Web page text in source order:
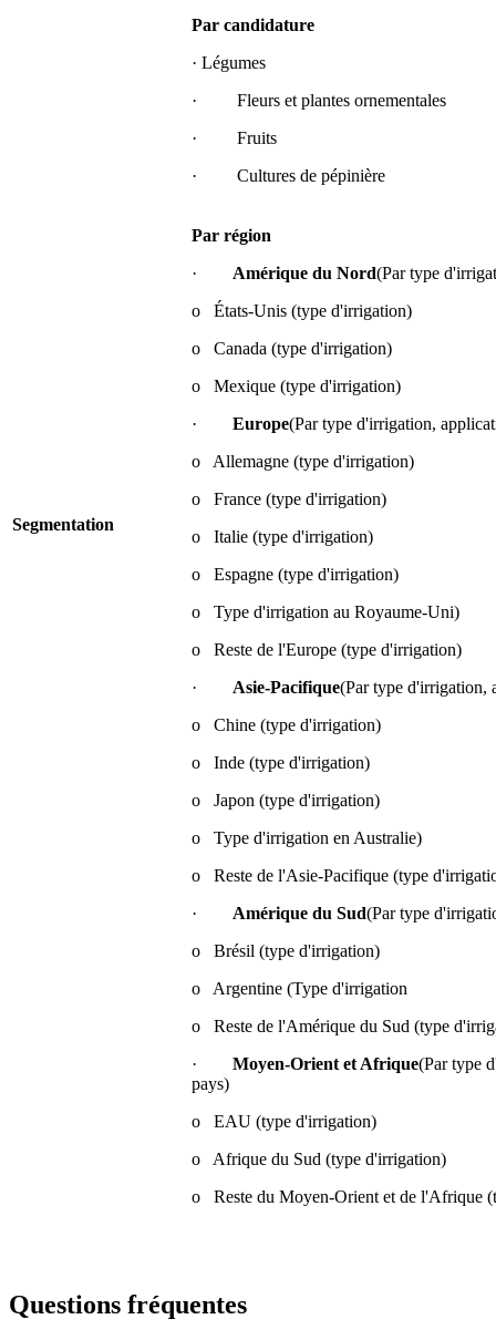
Segmentation
Par candidature
· Légumes
· Fleurs et plantes ornementales
· Fruits
· Cultures de pépinière
Par région
· Amérique du Nord(Par type
o États-Unis (type d'irrigation)
o Canada (type d'irrigation)
o Mexique (type d'irrigation)
· Europe(Par type d'irrigation,
o Allemagne (type d'irrigation)
o France (type d'irrigation)
o Italie (type d'irrigation)
o Espagne (type d'irrigation)
o Type d'irrigation au Royaume-Uni)
o Reste de l'Europe (type d'irrigation)
· Asie-Pacifique(Par type d'irrigation,
o Chine (type d'irrigation)
o Inde (type d'irrigation)
o Japon (type d'irrigation)
o Type d'irrigation en Australie)
o Reste de l'Asie-Pacifique (type
· Amérique du Sud(Par type
o Brésil (type d'irrigation)
o Argentine (Type d'irrigation
o Reste de l'Amérique du Sud (type
· Moyen-Orient et Afrique(Par type
pays)
o EAU (type d'irrigation)
o Afrique du Sud (type d'irrigation)
o Reste du Moyen-Orient et de l'Afrique
Questions fréquentes